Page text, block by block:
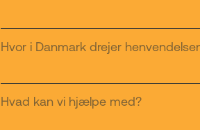
Hvor i Danmark drejer
Hvad kan vi hjælpe med?